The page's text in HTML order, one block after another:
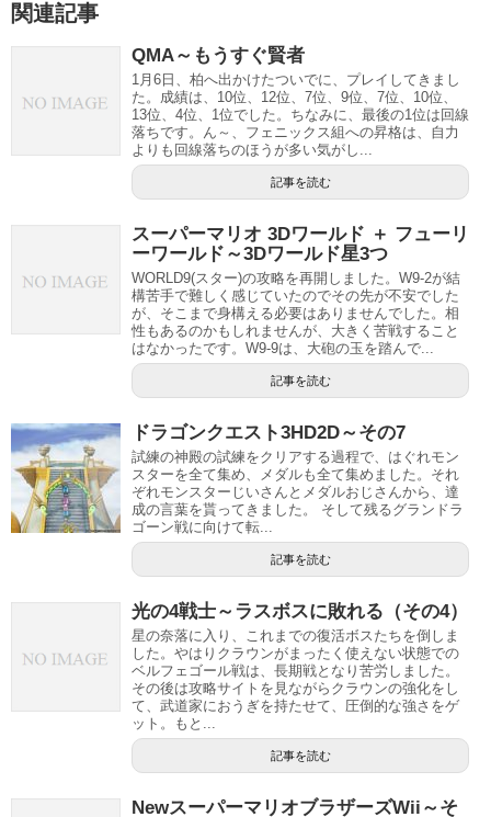
関連記事
QMA～もうすぐ賢者
1月6日、柏へ出かけたついでに、プレイしてきまし
た。成績は、10位、12位、7位、9位、7位、10位、
13位、4位、1位でした。ちなみに、最後の1位は回線
落ちです。ん～、フェニックス組への昇格は、自力
よりも回線落ちのほうが多い気がし...
記事を読む
スーパーマリオ 3Dワールド ＋ フューリ
ーワールド～3Dワールド星3つ
WORLD9(スター)の攻略を再開しました。W9-2が結
構苦手で難しく感じていたのでその先が不安でした
が、そこまで身構える必要はありませんでした。相
性もあるのかもしれませんが、大きく苦戦すること
はなかったです。W9-9は、大砲の玉を踏んで...
記事を読む
ドラゴンクエスト3HD2D～その7
試練の神殿の試練をクリアする過程で、はぐれモン
スターを全て集め、メダルも全て集めました。それ
ぞれモンスターじいさんとメダルおじさんから、達
成の言葉を貰ってきました。 そして残るグランドラ
ゴーン戦に向けて転...
記事を読む
光の4戦士～ラスボスに敗れる（その4）
星の奈落に入り、これまでの復活ボスたちを倒しま
した。やはりクラウンがまったく使えない状態での
ベルフェゴール戦は、長期戦となり苦労しました。
その後は攻略サイトを見ながらクラウンの強化をし
て、武道家におうぎを持たせて、圧倒的な強さをゲ
ット。もと...
記事を読む
NewスーパーマリオブラザーズWii～そ